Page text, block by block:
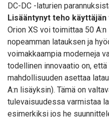
DC-DC -laturien
Lisääntynyt teho
Orion XS voi toimittaa 50
nopeamman latauksen ja
voimakkaampia moderneja
todellinen innovaatio on,
mahdollisuuden asettaa
A:n lisäyksin). Tämä on
tulevaisuudessa varmistaa
esimerkiksi jos he